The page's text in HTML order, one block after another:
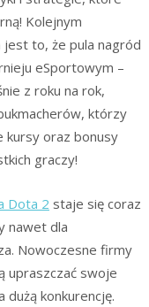
Kolejnym
jest to, że pula nagród
eSportowym –
z roku na rok,
którzy
kursy oraz bonusy
graczy!
Dota 2 staje się coraz
nawet dla
Nowoczesne firmy
upraszczać swoje
dużą konkurencję.